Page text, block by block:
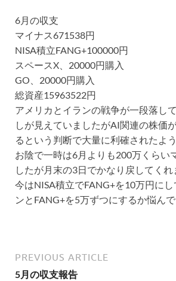
6月の収支
マイナス671538円
NISA積立FANG+100000円
スペースX、20000円購入
GO、20000円購入
総資産15963522円
アメリカとイランの戦争が一段落し
しが見えていましたがAI関連の株価
るという判断で大量に利確されたよう
お陰で一時は6月よりも200万くらい
したが月末の3日でかなり戻してくれ
今はNISA積立でFANG+を10万円に
ンとFANG+を5万ずつにするか悩んで
PREVIOUS ARTICLE
5月の収支報告